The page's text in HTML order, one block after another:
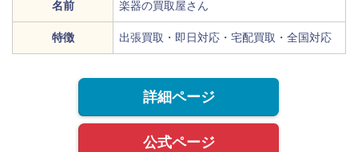
名前 楽器の買取屋さん
特徴 出張買取・即日対応・宅配買取・全国対応
詳細ページ
公式ページ